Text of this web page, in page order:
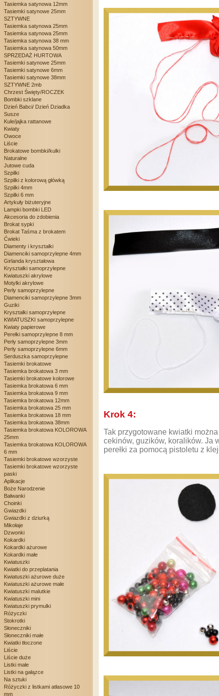
Tasiemka satynowa 12mm
Tasiemki satynowe 25mm
SZTYWNE
Tasiemka satynowa 25mm
Tasiemka satynowa 25mm
Tasiemka satynowa 38 mm
Tasiemka satynowa 50mm
SPRZEDAŻ HURTOWA
Tasiemki satynowe 25mm
Tasiemki satynowe 6mm
Tasiemki satynowe 38mm
SZTYWNE 2mb
Chrzest Święty/ROCZEK
Bombki szklane
Dzień Babci/ Dzień Dziadka
Susze
Kule/jajka rattanowe
Kwiaty
Owoce
Liście
Brokatowe bombki/kulki
Naturalne
Jutowe cuda
Szpilki
Szpilki z kolorową główką
Szpilki 4mm
Szpilki 6 mm
Artykuły biżuteryjne
Lampki bombki LED
Akcesoria do zdobienia
Brokat sypki
Brokat Taśma z brokatem
Ćwieki
Diamenty i kryształki
Diamenciki samoprzylepne 4mm
Girlanda kryształowa
Kryształki samoprzylepne
Kwiatuszki akrylowe
Motylki akrylowe
Perły samoprzylepne
Diamenciki samoprzylepne 3mm
Guziki
Kryształki samoprzylepne
KWIATUSZKI samoprzylepne
Kwiaty papierowe
Perełki samoprzylepne 8 mm
Perły samoprzylepne 3mm
Perły samoprzylepne 6mm
Serduszka samoprzylepne
Tasiemki brokatowe
Tasiemka brokatowa 3 mm
Tasiemki brokatowe kolorowe
Tasiemka brokatowa 6 mm
Tasiemka brokatowa 9 mm
Tasiemka brokatowa 12mm
Tasiemka brokatowa 25 mm
Tasiemka brokatowa 18 mm
Tasiemka brokatowa 38mm
Tasiemka brokatowa KOLOROWA
25mm
Tasiemka brokatowa KOLOROWA
6 mm
Tasiemki brokatowe wzorzyste
Tasiemki brokatowe wzorzyste
paski
Aplikacje
Boże Narodzenie
Bałwanki
Choinki
Gwiazdki
Gwiazdki z dziurką
Mikołaje
Dzwonki
Kokardki
Kokardki ażurowe
Kokardki małe
Kwiatuszki
Kwiatki do przeplatania
Kwiatuszki ażurowe duże
Kwiatuszki ażurowe małe
Kwiatuszki malutkie
Kwiatuszki mini
Kwiatuszki prymulki
Różyczki
Stokrotki
Słoneczniki
Słoneczniki małe
Kwiatki tłoczone
Liście
Liście duże
Listki małe
Listki na gałązce
Na sztuki
Różyczki z listkami atłasowe 10
mm
Krok 4:
Tak przygotowane kwiatki
cekinów, guzików, koralików. Ja
perełki za pomocą pistoletu z